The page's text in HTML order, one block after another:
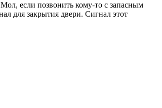
если позвонить кому-то с запасным
для закрытия двери. Сигнал этот